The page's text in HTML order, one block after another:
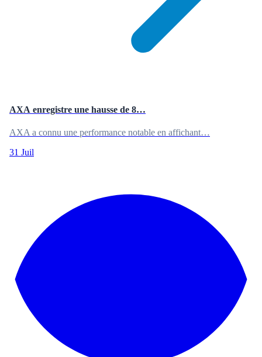
AXA enregistre une hausse de 8…
AXA a connu une performance notable en affichant…
31 Juil